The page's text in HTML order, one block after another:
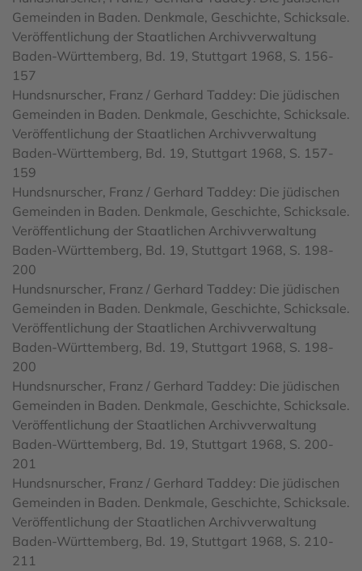
Gemeinden in Baden. Denkmale, Geschichte, Schicksale.
Veröffentlichung der Staatlichen Archivverwaltung
Baden-Württemberg, Bd. 19, Stuttgart 1968, S. 156-
157
Hundsnurscher, Franz / Gerhard Taddey: Die jüdischen
Gemeinden in Baden. Denkmale, Geschichte, Schicksale.
Veröffentlichung der Staatlichen Archivverwaltung
Baden-Württemberg, Bd. 19, Stuttgart 1968, S. 157-
159
Hundsnurscher, Franz / Gerhard Taddey: Die jüdischen
Gemeinden in Baden. Denkmale, Geschichte, Schicksale.
Veröffentlichung der Staatlichen Archivverwaltung
Baden-Württemberg, Bd. 19, Stuttgart 1968, S. 198-
200
Hundsnurscher, Franz / Gerhard Taddey: Die jüdischen
Gemeinden in Baden. Denkmale, Geschichte, Schicksale.
Veröffentlichung der Staatlichen Archivverwaltung
Baden-Württemberg, Bd. 19, Stuttgart 1968, S. 198-
200
Hundsnurscher, Franz / Gerhard Taddey: Die jüdischen
Gemeinden in Baden. Denkmale, Geschichte, Schicksale.
Veröffentlichung der Staatlichen Archivverwaltung
Baden-Württemberg, Bd. 19, Stuttgart 1968, S. 200-
201
Hundsnurscher, Franz / Gerhard Taddey: Die jüdischen
Gemeinden in Baden. Denkmale, Geschichte, Schicksale.
Veröffentlichung der Staatlichen Archivverwaltung
Baden-Württemberg, Bd. 19, Stuttgart 1968, S. 210-
211